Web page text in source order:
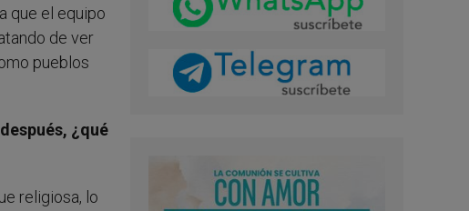
que el equipo
de ver
pueblos
¿qué
religiosa, lo